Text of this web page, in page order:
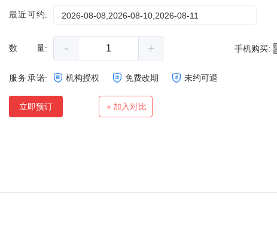
最近可约: 2026-08-08,2026-08-10,2026-08-11
数量: - + 手机购买:
服务承诺: 机构授权 免费改期 未约可退
立即预订 ＋加入对比